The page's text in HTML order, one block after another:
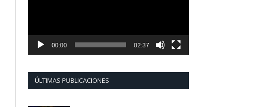
00:00 02:37
ÚLTIMAS PUBLICACIONES